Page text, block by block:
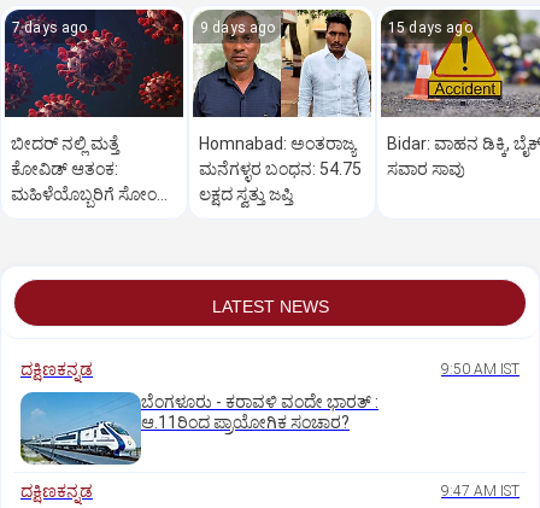
7 days ago
ಬೀದರ್ ನಲ್ಲಿ ಮತ್ತೆ
ಕೋವಿಡ್‌ ಆತಂಕ:
ಮಹಿಳೆಯೊಬ್ಬರಿಗೆ ಸೋಂಕು
9 days ago
Homnabad: ಅಂತರಾಜ್ಯ
ಮನೆಗಳ್ಳರ ಬಂಧನ: 54.75
ಲಕ್ಷದ ಸ್ವತ್ತು ಜಪ್ತಿ
15 days ago
Bidar: ವಾಹನ ಡಿಕ್ಕಿ,
ಸವಾರ ಸಾವು
LATEST NEWS
ದಕ್ಷಿಣಕನ್ನಡ 9:50 AM IST
ಬೆಂಗಳೂರು - ಕರಾವಳಿ ವಂದೇ ಭಾರತ್‌ :
ಆ.11ರಿಂದ ಪ್ರಾಯೋಗಿಕ ಸಂಚಾರ?
ದಕ್ಷಿಣಕನ್ನಡ 9:47 AM IST